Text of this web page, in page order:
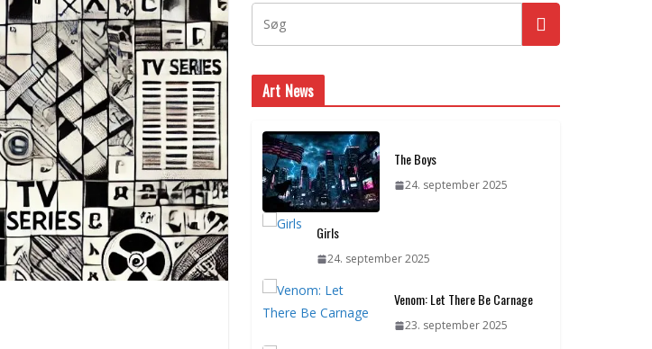
Art News
The Boys
24. september 2025
Girls
24. september 2025
Venom: Let There Be Carnage
23. september 2025